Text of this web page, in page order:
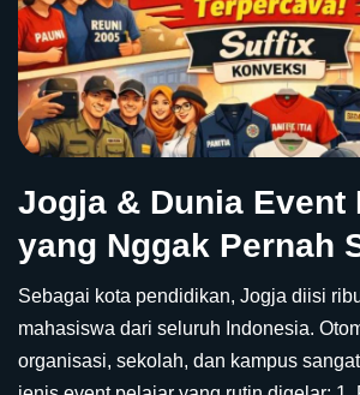
Jogja & Dunia Event
yang Nggak Pernah
Sebagai kota pendidikan, Jogja diisi
mahasiswa dari seluruh Indonesia.
organisasi, sekolah, dan kampus